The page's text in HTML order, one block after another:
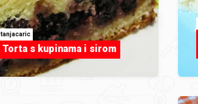
tanjacaric
Torta s kupinama i sirom